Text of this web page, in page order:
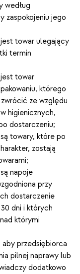
według
zaspokojeniu jego
towar ulegający
termin
towar
którego
ze względu
higienicznych,
dostarczeniu;
towary, które po
zostają
napoje
przy
dostarczenie
dni i których
którymi
aby przedsiębiorca
pilnej naprawy lub
dodatkowo